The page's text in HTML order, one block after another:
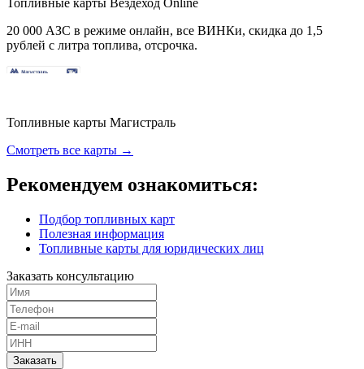
20 000 АЗС в режиме онлайн, все ВИНКи, скидка до 1,5
рублей с литра топлива, отсрочка.
Топливные карты Магистраль
Смотреть все карты →
Рекомендуем ознакомиться:
Подбор топливных карт
Полезная информация
Топливные карты для юридических лиц
Заказать консультацию
Заказать